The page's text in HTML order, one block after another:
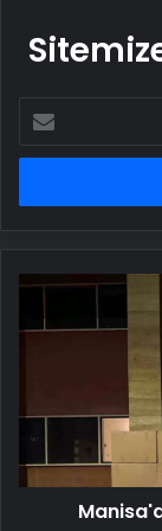
posta
adresinizi
Manisa'da
Sigaraya